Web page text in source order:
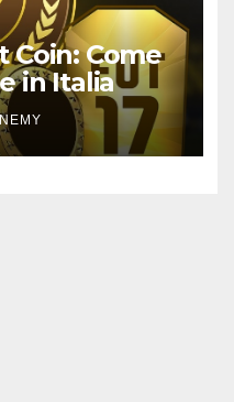
Coin: Come
in Italia